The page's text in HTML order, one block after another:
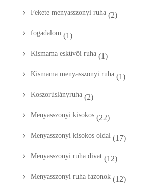
Fekete menyasszonyi ruha (2)
fogadalom (1)
Kismama esküvői ruha (1)
Kismama menyasszonyi ruha (1)
Koszorúslányruha (2)
Menyasszonyi kisokos (22)
Menyasszonyi kisokos oldal (17)
Menyasszonyi ruha divat (12)
Menyasszonyi ruha fazonok (12)